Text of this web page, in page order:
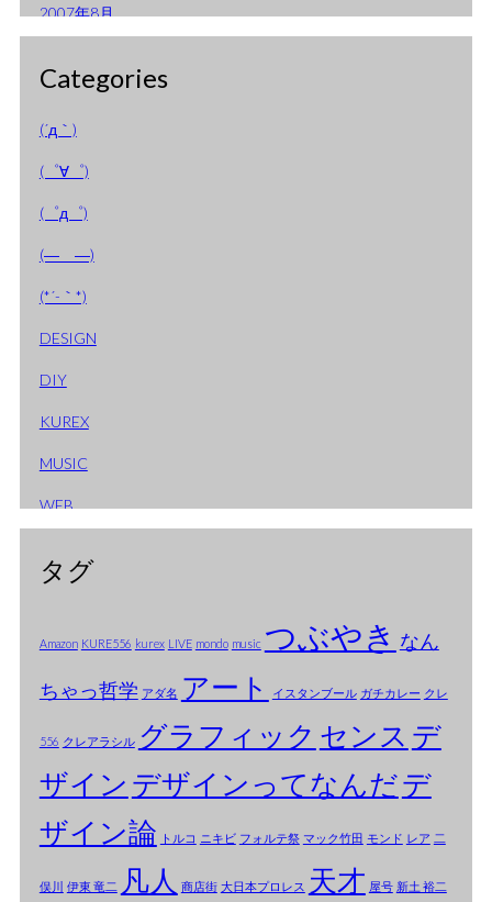
2007年8月
2007年6月
2007年3月
2007年2月
2007年1月
2006年9月
2006年8月
2006年7月
2006年4月
2006年2月
2006年1月
2005年12月
2005年10月
2005年8月
2005年7月
2005年3月
2005年2月
Categories
(´д｀)
(゜∀゜)
(゜д゜)
(―＿―)
(*´-｀*)
DESIGN
DIY
KUREX
MUSIC
WEB
タグ
Amazon KURE556 kurex LIVE mondo music つぶやき なん
ちゃっ哲学 アダ名 アート イスタンブール ガチカレー クレ
556 クレアラシル グラフィック センス デ
ザイン デザインってなんだデ
ザイン論
トルコ ニキビ フォルテ祭 マック竹田 モンド レア 二
俣川 伊東 竜二 凡人 商店街 大日本プロレス 天才 屋号 新土 裕二